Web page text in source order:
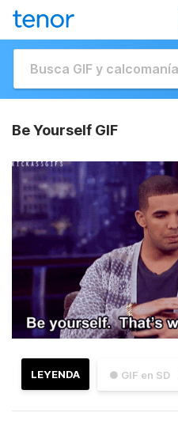
Be Yourself GIF
● GIF en SD
LEYENDA